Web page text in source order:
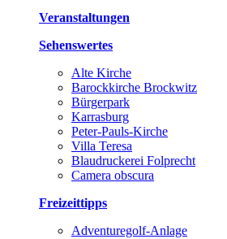
Veranstaltungen
Sehenswertes
Alte Kirche
Barockkirche Brockwitz
Bürgerpark
Karrasburg
Peter-Pauls-Kirche
Villa Teresa
Blaudruckerei Folprecht
Camera obscura
Freizeittipps
Adventuregolf-Anlage